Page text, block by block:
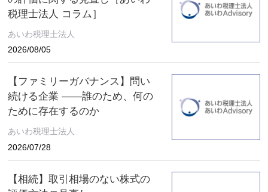
税理士法人 コラム］
あいわ税理士法人
2026/08/05
【ファミリーガバナンス】問い
続ける企業 ――誰のため、何の
ために存在するのか
あいわ税理士法人
2026/07/28
【相続】取引相場のない株式の